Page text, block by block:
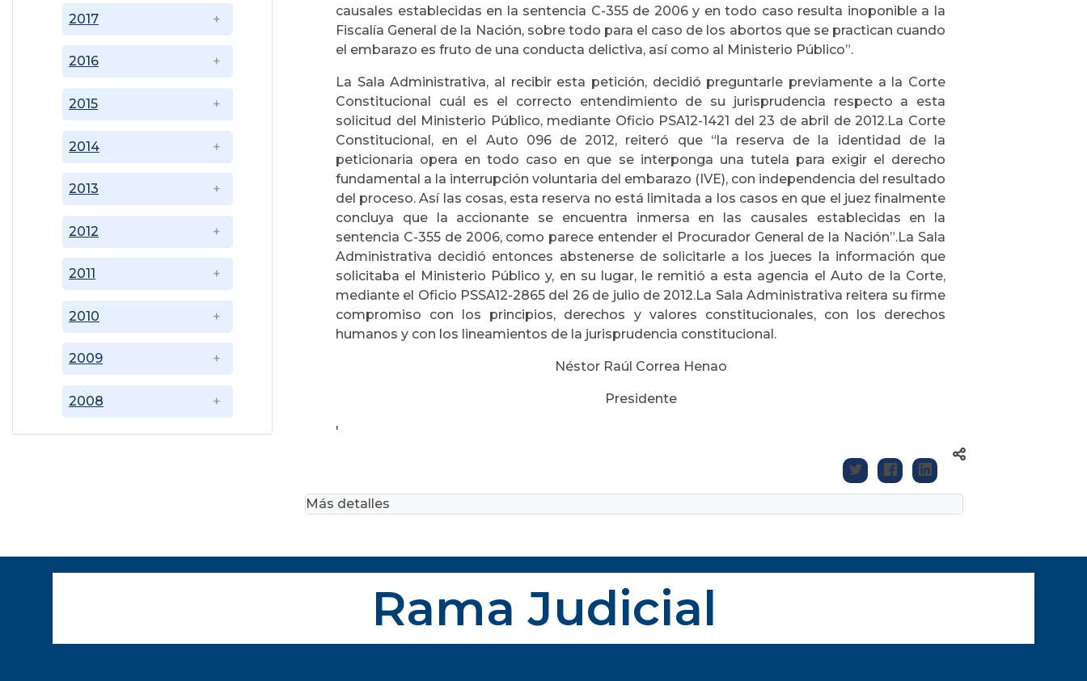
2008
2009
2010
2011
2012
2013
2014
2015
2016
2017
causales establecidas en la sentencia C-355 de 2006 y en todo caso resulta inoponible a la
Fiscalía General de la Nación, sobre todo para el caso de los abortos que se practican cuando
el embarazo es fruto de una conducta delictiva, así como al Ministerio Público”.
La Sala Administrativa, al recibir esta petición, decidió preguntarle previamente a la Corte
Constitucional cuál es el correcto entendimiento de su jurisprudencia respecto a esta
solicitud del Ministerio Público, mediante Oficio PSA12-1421 del 23 de abril de 2012.La Corte
Constitucional, en el Auto 096 de 2012, reiteró que “la reserva de la identidad de la
peticionaria opera en todo caso en que se interponga una tutela para exigir el derecho
fundamental a la interrupción voluntaria del embarazo (IVE), con independencia del resultado
del proceso. Así las cosas, esta reserva no está limitada a los casos en que el juez finalmente
concluya que la accionante se encuentra inmersa en las causales establecidas en la
sentencia C-355 de 2006, como parece entender el Procurador General de la Nación”.La Sala
Administrativa decidió entonces abstenerse de solicitarle a los jueces la información que
solicitaba el Ministerio Público y, en su lugar, le remitió a esta agencia el Auto de la Corte,
mediante el Oficio PSSA12-2865 del 26 de julio de 2012.La Sala Administrativa reitera su firme
compromiso con los principios, derechos y valores constitucionales, con los derechos
humanos y con los lineamientos de la jurisprudencia constitucional.
Néstor Raúl Correa Henao
Presidente
'
Más detalles
Rama Judicial